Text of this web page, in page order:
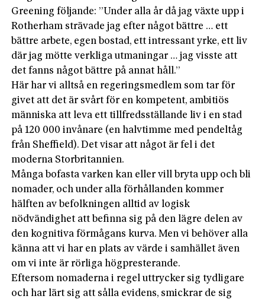
Greening följande: ”Under alla år då jag växte upp i
Rotherham strävade jag efter något bättre … ett
bättre arbete, egen bostad, ett intressant yrke, ett liv
där jag mötte verkliga utmaningar … jag visste att
det fanns något bättre på annat håll.”
Här har vi alltså en regeringsmedlem som tar för
givet att det är svårt för en kompetent, ambitiös
människa att leva ett tillfredsställande liv i en stad
på 120 000 invånare (en halvtimme med pendeltåg
från Sheffield). Det visar att något är fel i det
moderna Storbritannien.
Många bofasta varken kan eller vill bryta upp och bli
nomader, och under alla förhållanden kommer
hälften av befolkningen alltid av logisk
nödvändighet att befinna sig på den lägre delen av
den kognitiva förmågans kurva. Men vi behöver alla
känna att vi har en plats av värde i samhället även
om vi inte är rörliga högpresterande.
Eftersom nomaderna i regel uttrycker sig tydligare
och har lärt sig att sålla evidens, smickrar de sig